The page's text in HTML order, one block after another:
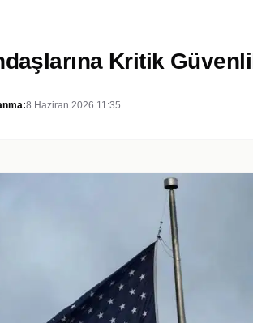
Kritik
8 Haziran 2026 11:35